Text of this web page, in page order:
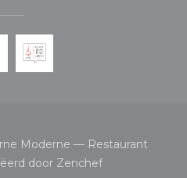
Moderne — Restaurant
door Zenchef((opent in een